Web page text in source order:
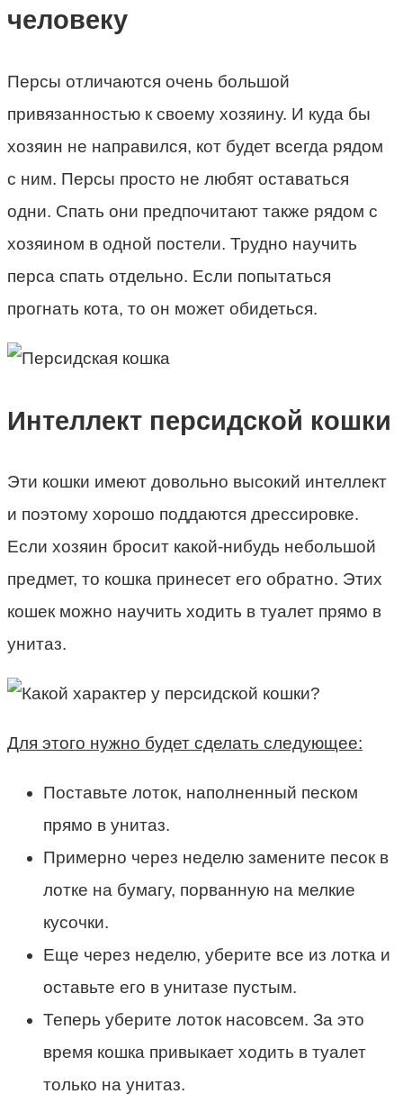
человеку
Персы отличаются очень большой
привязанностью к своему хозяину. И куда бы
хозяин не направился, кот будет всегда рядом
с ним. Персы просто не любят оставаться
одни. Спать они предпочитают также рядом с
хозяином в одной постели. Трудно научить
перса спать отдельно. Если попытаться
прогнать кота, то он может обидеться.
Интеллект персидской кошки
Эти кошки имеют довольно высокий интеллект
и поэтому хорошо поддаются дрессировке.
Если хозяин бросит какой-нибудь небольшой
предмет, то кошка принесет его обратно. Этих
кошек можно научить ходить в туалет прямо в
унитаз.
Для этого нужно будет сделать следующее:
Поставьте лоток, наполненный песком
прямо в унитаз.
Примерно через неделю замените песок в
лотке на бумагу, порванную на мелкие
кусочки.
Еще через неделю, уберите все из лотка и
оставьте его в унитазе пустым.
Теперь уберите лоток насовсем. За это
время кошка привыкает ходить в туалет
только на унитаз.